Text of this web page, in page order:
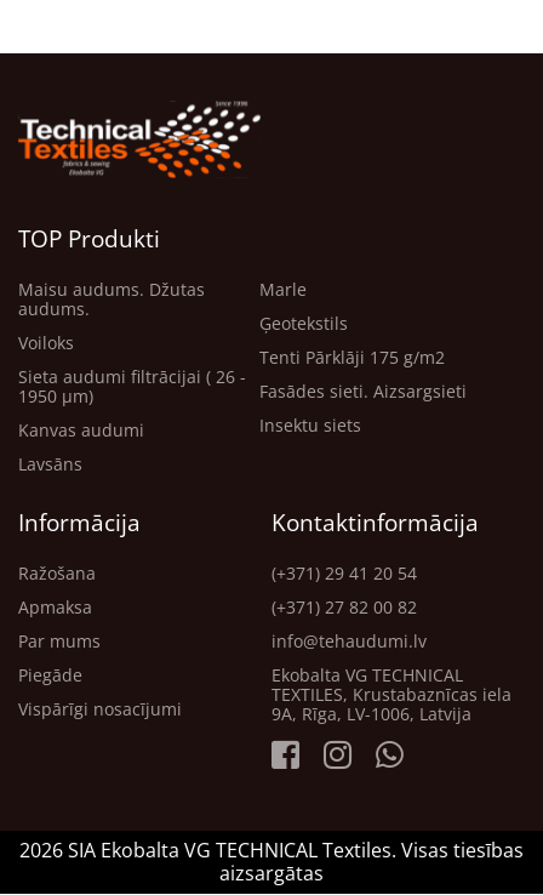
TOP Produkti
Maisu audums. Džutas
audums.
Voiloks
Sieta audumi filtrācijai ( 26 -
1950 μm)
Kanvas audumi
Lavsāns
Marle
Ģeotekstils
Tenti Pārklāji 175 g/m2
Fasādes sieti. Aizsargsieti
Insektu siets
Informācija
Ražošana
Apmaksa
Par mums
Piegāde
Vispārīgi nosacījumi
Kontaktinformācija
(+371) 29 41 20 54
(+371) 27 82 00 82
info@tehaudumi.lv
Ekobalta VG TECHNICAL
TEXTILES, Krustabaznīcas iela
9A, Rīga, LV-1006, Latvija
2026 SIA Ekobalta VG TECHNICAL Textiles. Visas tiesības
aizsargātas